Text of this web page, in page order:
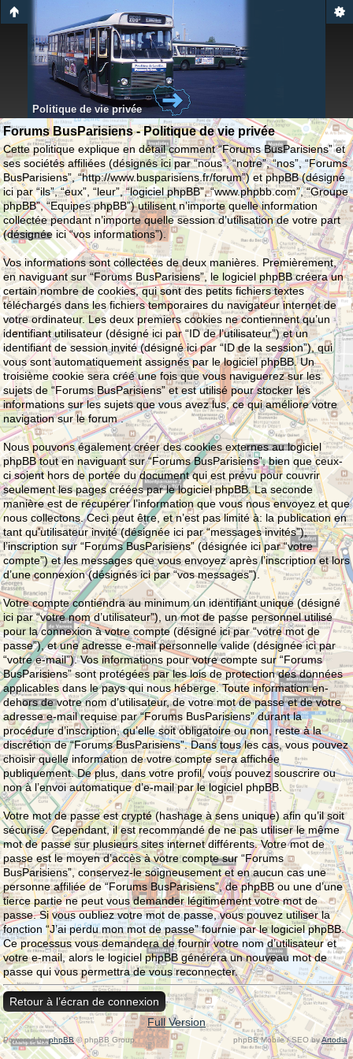
Politique de vie privée
Forums BusParisiens - Politique de vie privée
Cette politique explique en détail comment “Forums BusParisiens” et
ses sociétés affiliées (désignés ici par “nous”, “notre”, “nos”, “Forums
BusParisiens”, “http://www.busparisiens.fr/forum”) et phpBB (désigné
ici par “ils”, “eux”, “leur”, “logiciel phpBB”, “www.phpbb.com”, “Groupe
phpBB”, “Equipes phpBB”) utilisent n’importe quelle information
collectée pendant n’importe quelle session d’utilisation de votre part
(désignée ici “vos informations”).
Vos informations sont collectées de deux manières. Premièrement,
en naviguant sur “Forums BusParisiens”, le logiciel phpBB créera un
certain nombre de cookies, qui sont des petits fichiers textes
téléchargés dans les fichiers temporaires du navigateur internet de
votre ordinateur. Les deux premiers cookies ne contiennent qu’un
identifiant utilisateur (désigné ici par “ID de l’utilisateur”) et un
identifiant de session invité (désigné ici par “ID de la session”), qui
vous sont automatiquement assignés par le logiciel phpBB. Un
troisième cookie sera créé une fois que vous naviguerez sur les
sujets de “Forums BusParisiens” et est utilisé pour stocker les
informations sur les sujets que vous avez lus, ce qui améliore votre
navigation sur le forum .
Nous pouvons également créer des cookies externes au logiciel
phpBB tout en naviguant sur “Forums BusParisiens”, bien que ceux-
ci soient hors de portée du document qui est prévu pour couvrir
seulement les pages créées par le logiciel phpBB. La seconde
manière est de récupérer l’information que vous nous envoyez et que
nous collectons. Ceci peut être, et n’est pas limité à: la publication en
tant qu’utilisateur invité (désignée ici par “messages invités”),
l’inscription sur “Forums BusParisiens” (désignée ici par “votre
compte”) et les messages que vous envoyez après l’inscription et lors
d’une connexion (désignés ici par “vos messages”).
Votre compte contiendra au minimum un identifiant unique (désigné
ici par “votre nom d’utilisateur”), un mot de passe personnel utilisé
pour la connexion à votre compte (désigné ici par “votre mot de
passe”), et une adresse e-mail personnelle valide (désignée ici par
“votre e-mail”). Vos informations pour votre compte sur “Forums
BusParisiens” sont protégées par les lois de protection des données
applicables dans le pays qui nous héberge. Toute information en-
dehors de votre nom d’utilisateur, de votre mot de passe et de votre
adresse e-mail requise par “Forums BusParisiens” durant la
procédure d’inscription, qu’elle soit obligatoire ou non, reste à la
discrétion de “Forums BusParisiens”. Dans tous les cas, vous pouvez
choisir quelle information de votre compte sera affichée
publiquement. De plus, dans votre profil, vous pouvez souscrire ou
non à l’envoi automatique d’e-mail par le logiciel phpBB.
Votre mot de passe est crypté (hashage à sens unique) afin qu’il soit
sécurisé. Cependant, il est recommandé de ne pas utiliser le même
mot de passe sur plusieurs sites internet différents. Votre mot de
passe est le moyen d’accès à votre compte sur “Forums
BusParisiens”, conservez-le soigneusement et en aucun cas une
personne affiliée de “Forums BusParisiens”, de phpBB ou une d’une
tierce partie ne peut vous demander légitimement votre mot de
passe. Si vous oubliez votre mot de passe, vous pouvez utiliser la
fonction “J’ai perdu mon mot de passe” fournie par le logiciel phpBB.
Ce processus vous demandera de fournir votre nom d’utilisateur et
votre e-mail, alors le logiciel phpBB générera un nouveau mot de
passe qui vous permettra de vous reconnecter.
Retour à l’écran de connexion
Full Version
Powered byphpBB© phpBB Group. phpBB Mobile / SEO byArtodia.